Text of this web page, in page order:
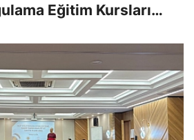
Eğitim Kursları